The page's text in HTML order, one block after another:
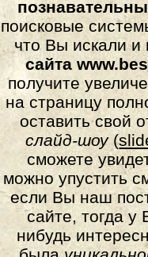
поисковые
что Вы искали и
сайта
получите
на страницу
оставить свой
слайд-шоу(
сможете
можно упустить
если Вы наш
сайте, тогда у
нибудь